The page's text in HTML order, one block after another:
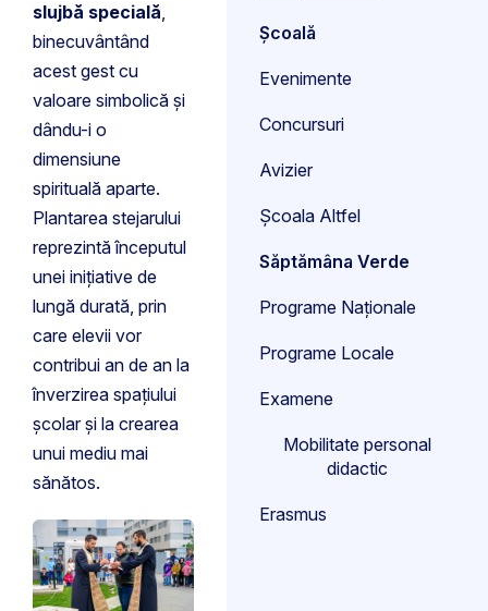
slujbă specială,
binecuvântând
acest gest cu
valoare simbolică și
dându-i o
dimensiune
spirituală aparte.
Plantarea stejarului
reprezintă începutul
unei inițiative de
lungă durată, prin
care elevii vor
contribui an de an la
înverzirea spațiului
școlar și la crearea
unui mediu mai
sănătos.
Școală
Evenimente
Concursuri
Avizier
Școala Altfel
Săptămâna Verde
Programe Naționale
Programe Locale
Examene
Mobilitate personal
didactic
Erasmus